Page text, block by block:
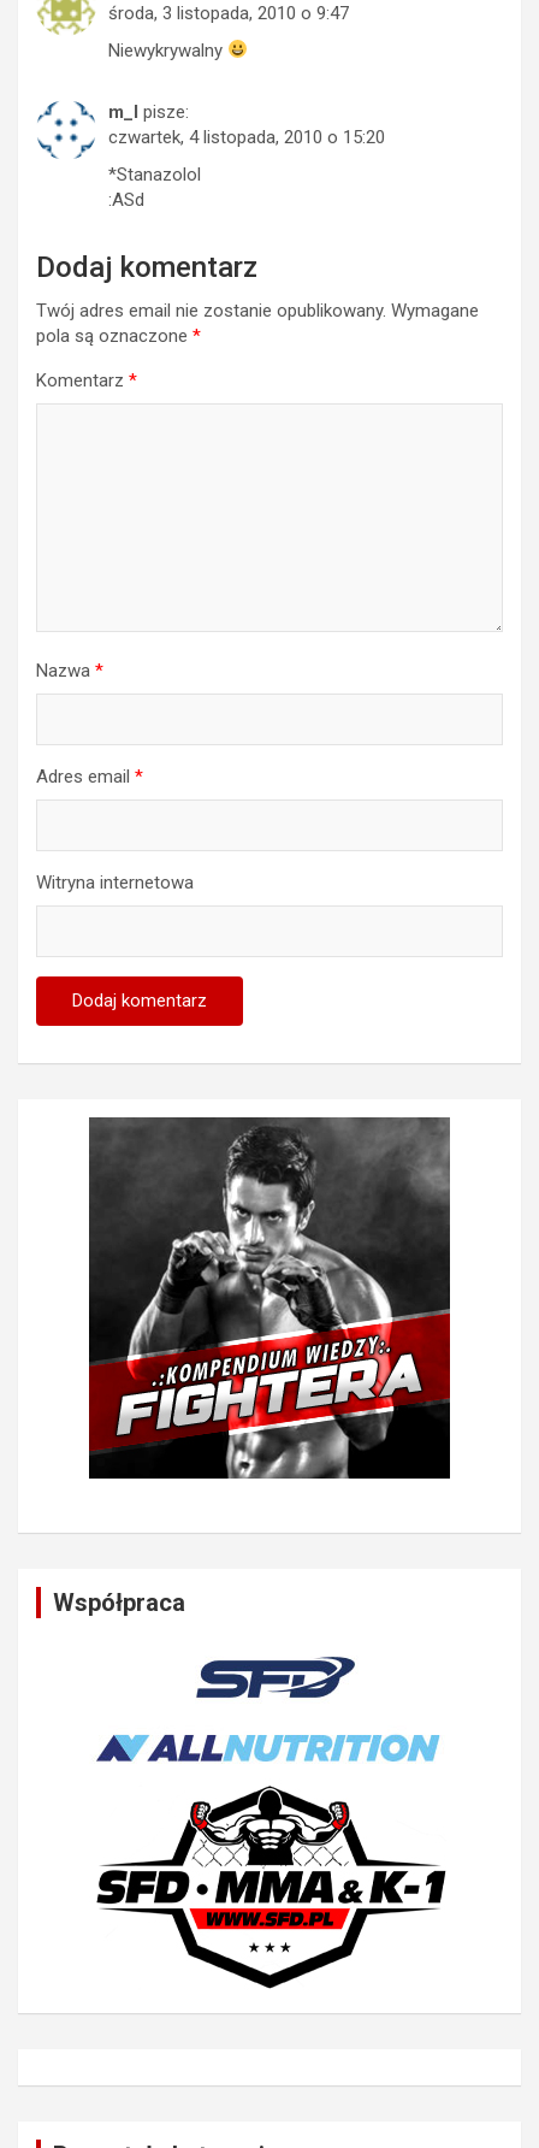
środa, 3 listopada, 2010 o 9:47
Niewykrywalny
m_l pisze:
czwartek, 4 listopada, 2010 o 15:20
*Stanazolol
:ASd
Dodaj komentarz
Twój adres email nie zostanie opublikowany. Wymagane
pola są oznaczone *
Komentarz *
Nazwa *
Adres email *
Witryna internetowa
Współpraca